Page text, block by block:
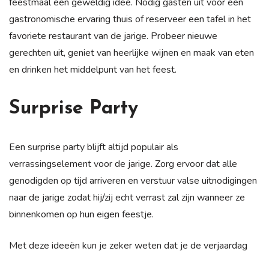
gastronomische ervaring thuis of reserveer een tafel in het
favoriete restaurant van de jarige. Probeer nieuwe
gerechten uit, geniet van heerlijke wijnen en maak van eten
en drinken het middelpunt van het feest.
Surprise Party
Een surprise party blijft altijd populair als
verrassingselement voor de jarige. Zorg ervoor dat alle
genodigden op tijd arriveren en verstuur valse uitnodigingen
naar de jarige zodat hij/zij echt verrast zal zijn wanneer ze
binnenkomen op hun eigen feestje.
Met deze ideeën kun je zeker weten dat je de verjaardag